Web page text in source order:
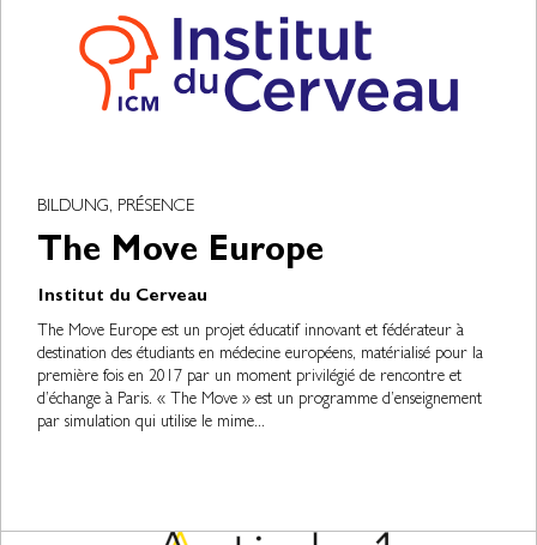
BILDUNG, PRÉSENCE
The Move Europe
Institut du Cerveau
The Move Europe est un projet éducatif innovant et fédérateur à
destination des étudiants en médecine européens, matérialisé pour la
première fois en 2017 par un moment privilégié de rencontre et
d’échange à Paris. « The Move » est un programme d’enseignement
par simulation qui utilise le mime...